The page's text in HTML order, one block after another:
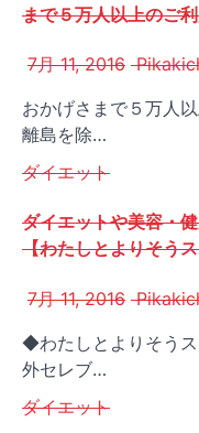
まで５万人以上のご
7月 11, 2016
おかげさまで５万人
離島を除…
ダイエット
ダイエットや美容・
【わたしとよりそう
7月 11, 2016
◆わたしとよりそう
外セレブ…
ダイエット